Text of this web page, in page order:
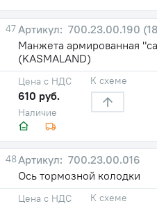
47
700.23.00.190
Манжета армированная
(KASMALAND)
Наличие
Цена с НДС
610 руб.
К схеме
48
700.23.00.016
Ось тормозной колодки
Цена с НДС К схеме